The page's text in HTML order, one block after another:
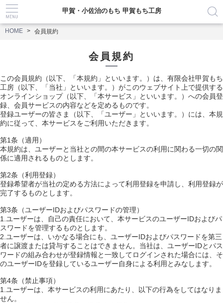
甲賀・小佐治のもち 甲賀もち工房
HOME 会員規約
会員規約
この会員規約（以下、「本規約」といいます。）は、有限会社甲賀もち
工房（以下、「当社」といいます。）がこのウェブサイト上で提供する
オンラインショップ（以下、「本サービス」といいます。）への会員登
録、会員サービスの内容などを定めるものです。
登録ユーザーの皆さま（以下、「ユーザー」といいます。）には、本規
約に従って、本サービスをご利用いただきます。
第1条（適用）
本規約は、ユーザーと当社との間の本サービスの利用に関わる一切の関
係に適用されるものとします。
第2条（利用登録）
登録希望者が当社の定める方法によって利用登録を申請し、利用登録が
完了するものとします。
第3条（ユーザーIDおよびパスワードの管理）
1.ユーザーは、自己の責任において、本サービスのユーザーIDおよびパ
スワードを管理するものとします。
2.ユーザーは、いかなる場合にも、ユーザーIDおよびパスワードを第三
者に譲渡または貸与することはできません。当社は、ユーザーIDとパス
ワードの組み合わせが登録情報と一致してログインされた場合には、そ
のユーザーIDを登録しているユーザー自身による利用とみなします。
第4条（禁止事項）
1.ユーザーは、本サービスの利用にあたり、以下の行為をしてはなりま
せん。